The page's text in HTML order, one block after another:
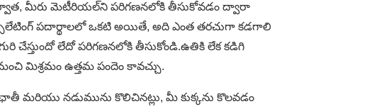
మీరు మెటీరియల్‌ని పరిగణనలోకి తీసుకోవడం ద్వారా
పదార్థాలలో ఒకటి అయితే, అది ఎంత తరచుగా కడగాలి
చేస్తుందో లేదో పరిగణనలోకి తీసుకోండి.ఉతికి లేక కడిగి
మిశ్రమం ఉత్తమ పందెం కావచ్చు.
మరియు నడుమును కొలిచినట్లు, మీ కుక్కను కొలవడం